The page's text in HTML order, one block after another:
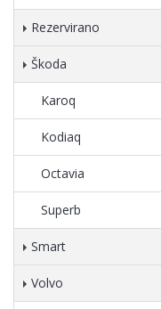
Rezervirano
Škoda
Karoq
Kodiaq
Octavia
Superb
Smart
Volvo